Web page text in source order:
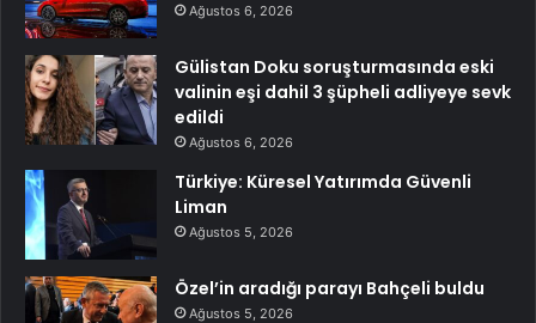
Ağustos 6, 2026
Gülistan Doku soruşturmasında eski
valinin eşi dahil 3 şüpheli adliyeye sevk
edildi
Ağustos 6, 2026
Türkiye: Küresel Yatırımda Güvenli
Liman
Ağustos 5, 2026
Özel’in aradığı parayı Bahçeli buldu
Ağustos 5, 2026